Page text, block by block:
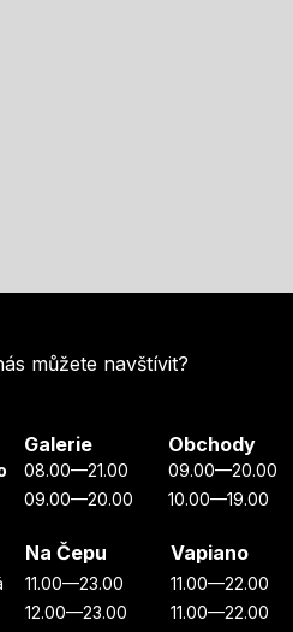
můžete navštívit?
Galerie Obchody
08.00—21.00
09.00—20.00
09.00—20.00 10.00—19.00
Na Čepu Vapiano
11.00—23.00
11.00—22.00
12.00—23.00
11.00—22.00